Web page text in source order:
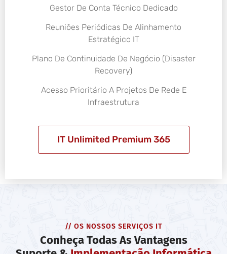
Gestor De Conta Técnico Dedicado
Reuniões Periódicas De Alinhamento
Estratégico IT
Plano De Continuidade De Negócio (Disaster
Recovery)
Acesso Prioritário A Projetos De Rede E
Infraestrutura
IT Unlimited Premium 365
// OS NOSSOS SERVIÇOS IT
Conheça Todas As Vantagens